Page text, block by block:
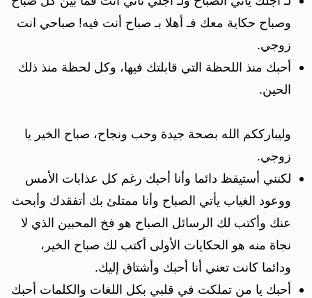
وصباح حكاية معك فـ أهلا بـ صباح أنت فيه! صباحي انت
زوجي.
أحبك منذ اللحظة التي قابلتك فيها، وكل لحظة منذ ذلك
الحين.
وليبارككم الله بصحة جيدة وحب ونجاح، صباح الخير يا
زوجي.
لكنني أستيقظ دائما وأنا أحبك رغم كل عذابات الأمس
ووعود الغياب يأتي الصباح وأنا ممتلئ بك أتفقدك وأبحث
عنك وأكتب لك الرسائل الصباح هو فخ المحبين الذي لا
نجاة منه هو الحكايات الأولى أكتب لك صباح الخير،
ودائما كانت تعني أنا أحبك وأشتاق إليك.
أحبك يا من تملكت في قلبي بكل اللغات والكلمات أحبك